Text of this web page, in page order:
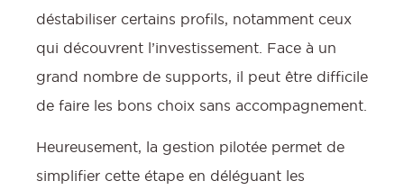
déstabiliser certains profils, notamment ceux
qui découvrent l’investissement. Face à un
grand nombre de supports, il peut être difficile
de faire les bons choix sans accompagnement.
Heureusement, la gestion pilotée permet de
simplifier cette étape en déléguant les